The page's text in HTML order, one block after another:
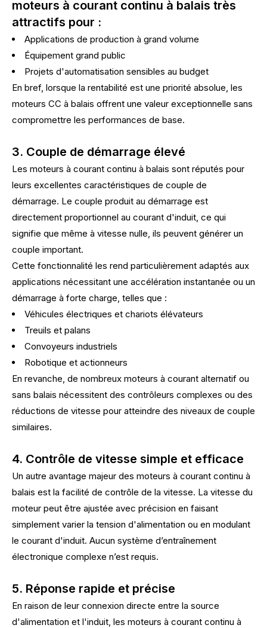
moteurs à courant continu à balais très
attractifs pour :
Applications de production à grand volume
Équipement grand public
Projets d'automatisation sensibles au budget
En bref, lorsque la rentabilité est une priorité absolue, les
moteurs CC à balais offrent une valeur exceptionnelle sans
compromettre les performances de base.
3. Couple de démarrage élevé
Les moteurs à courant continu à balais sont réputés pour
leurs excellentes caractéristiques de couple de
démarrage. Le couple produit au démarrage est
directement proportionnel au courant d'induit, ce qui
signifie que même à vitesse nulle, ils peuvent générer un
couple important.
Cette fonctionnalité les rend particulièrement adaptés aux
applications nécessitant une accélération instantanée ou un
démarrage à forte charge, telles que :
Véhicules électriques et chariots élévateurs
Treuils et palans
Convoyeurs industriels
Robotique et actionneurs
En revanche, de nombreux moteurs à courant alternatif ou
sans balais nécessitent des contrôleurs complexes ou des
réductions de vitesse pour atteindre des niveaux de couple
similaires.
4. Contrôle de vitesse simple et efficace
Un autre avantage majeur des moteurs à courant continu à
balais est la facilité de contrôle de la vitesse. La vitesse du
moteur peut être ajustée avec précision en faisant
simplement varier la tension d'alimentation ou en modulant
le courant d'induit. Aucun système d’entraînement
électronique complexe n’est requis.
5. Réponse rapide et précise
En raison de leur connexion directe entre la source
d'alimentation et l'induit, les moteurs à courant continu à